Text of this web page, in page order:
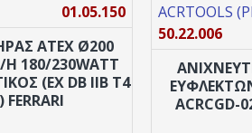
01.05.150
ATEX Ø200
H 180/230WATT
(EX DB IIB T4
FERRARI
ACRTOOLS
50.22.006
ACRCGD-